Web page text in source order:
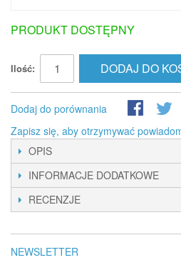
PRODUKT DOSTĘPNY
Ilość: DODAJ DO
Dodaj do porównania
Zapisz się, aby otrzymywać
OPIS
INFORMACJE DODATKOWE
RECENZJE
NEWSLETTER